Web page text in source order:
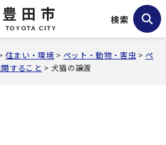
豊田市
TOYOTA CITY
検索
住まい・環境 >ペット・動物・害虫 > ペ
すること > 犬猫の譲渡